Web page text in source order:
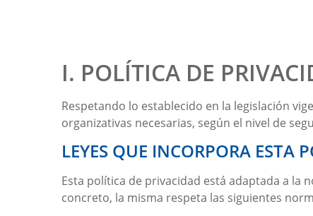
I. POLÍTICA DE
Respetando lo establecido en la legislación
organizativas necesarias, según el nivel de
LEYES QUE INCORPORA ESTA
Esta política de privacidad está adaptada a la
concreto, la misma respeta las siguientes